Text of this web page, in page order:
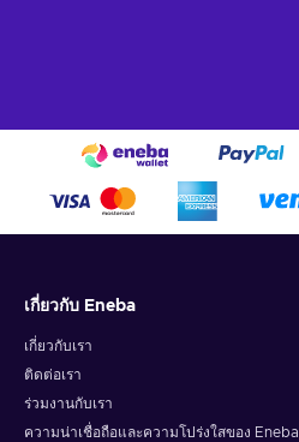
เกี่ยวกับ Eneba
เกี่ยวกับเรา
ติดต่อเรา
ร่วมงานกับเรา
ความน่าเชื่อถือและความโปร่งใสของ Eneba